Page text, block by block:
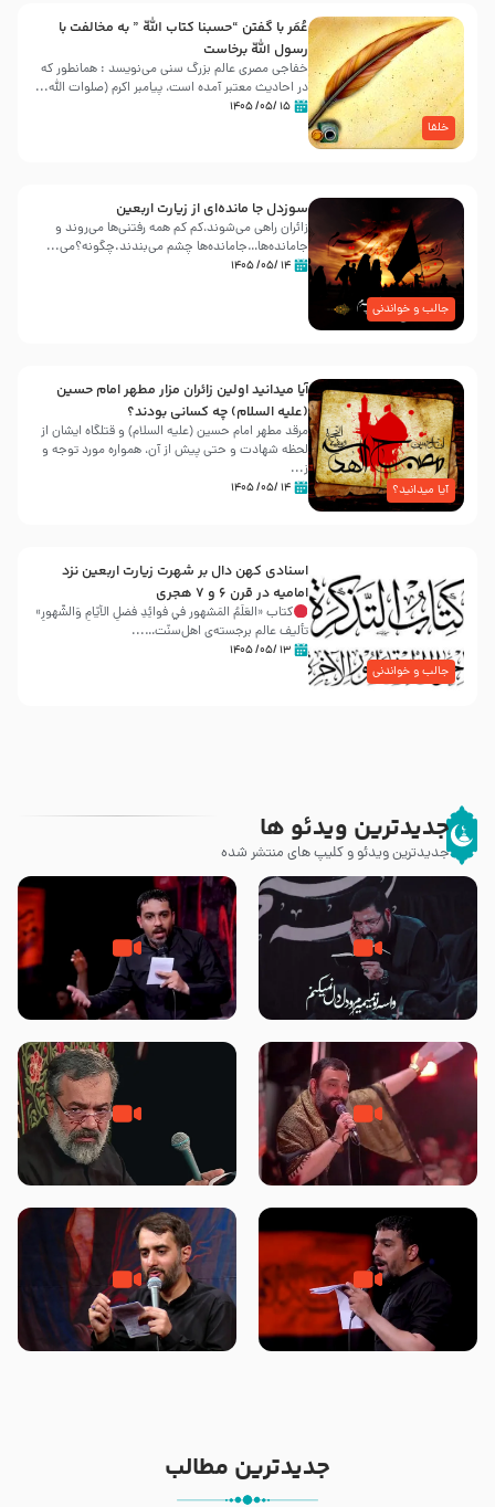
خلفا
عُمَر با گفتن “حسبنا كتاب اللّه ” به مخالفت با
رسول اللّه برخاست
خفاجی مصری عالم بزرگ سنی می‌نویسد : همانطور که
در احادیث معتبر آمده است، پیامبر اکرم (صلوات اللّه...
۱۵ /۰۵/ ۱۴۰۵
جالب و خواندنی
سوزدل جا مانده‌ای از زیارت اربعین
زائران راهی می‌شوند،کم‌ کم همه رفتنی‌ها می‌روند و
جامانده‌ها…جامانده‌ها چشم می‌بندند.چگونه؟می‌...
۱۴ /۰۵/ ۱۴۰۵
آیا میدانید؟
آیا میدانید اولین زائران مزار مطهر امام حسین
(علیه السلام) چه کسانی بودند؟
مرقد مطهر امام حسین (علیه السلام) و قتلگاه ایشان از
لحظه شهادت و حتی پیش از آن، همواره مورد توجه و
ز...
۱۴ /۰۵/ ۱۴۰۵
جالب و خواندنی
اسنادی کهن دال بر شهرت زیارت اربعین نزد
امامیه در قرن ۶ و ۷ هجری
کتاب «العَلَمُ المَشهور في فَوائِدِ فَضلِ الأيّامِ وَالشُّهورِ»
تألیف عالم برجسته‌ی اهل‌سنّت…...
۱۳ /۰۵/ ۱۴۰۵
جدیدترین ویدئو ها
جدیدترین ویدئو و کلیپ های منتشر شده
مصداق کربلا – حاج حسین سیب
سرخی
شور ، حسینا! به‌ حق زهرا «أُنْظُرْ
إِلَینا» – عزاداری شب هفتم ماه
جانا جانا ابی عبدالله – کربلایی جواد
مقدم – شب هشتم محرم 1448 –
مادر منم مثل تو خمیدم – حاج
محمود کریمی – شهادت حضرت
هیئت رایة العباس علیه السلام
تک ، عبّاس، صاحب دل‌هاست –
حاج حنیف طاهری – عزاداری شب
من غلام نوکراتم من عاشق کربلاتم
– شور زمینه – شب هفتم – محرم
جدیدترین مطالب